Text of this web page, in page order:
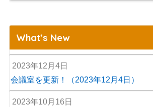
What’s New
2023年12月4日
会議室を更新！（2023年12月4日）
2023年10月16日